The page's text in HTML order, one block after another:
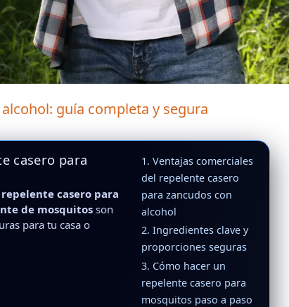
guía completa y segura
casero para
casero para
de mosquitos son
para tu casa o
1. Ventajas comerciales
del repelente casero
para zancudos con
alcohol
2. Ingredientes clave y
proporciones seguras
3. Cómo hacer un
repelente casero para
mosquitos paso a paso